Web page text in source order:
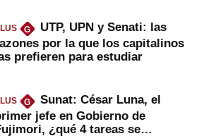
G
UTP, UPN y Senati: las
por la que los capitalinos
prefieren para estudiar
G
Sunat: César Luna, el
jefe en Gobierno de
¿qué 4 tareas se